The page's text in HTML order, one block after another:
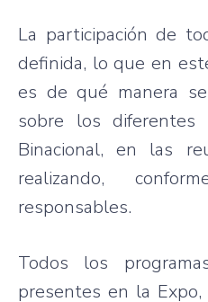
La participación de
definida, loque en
es dequé manera se
sobre losdiferentes
Binacional, en las
realizando,
responsables.
Todos los
presentes en la